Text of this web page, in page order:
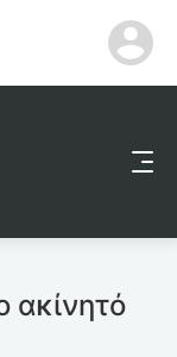
ακίνητό